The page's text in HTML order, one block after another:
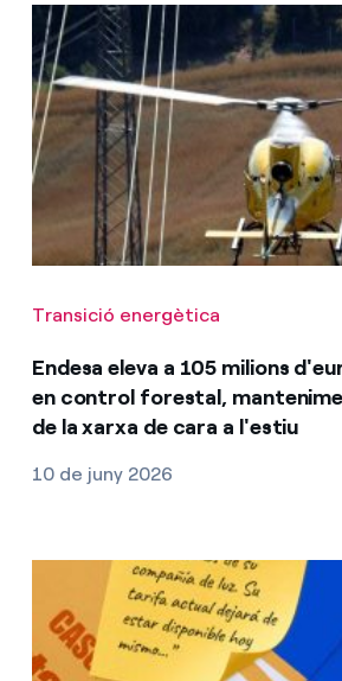
Transició energètica
Endesa eleva a 105 milions
en control forestal,
de la xarxa de cara a l'estiu
10 de juny 2026